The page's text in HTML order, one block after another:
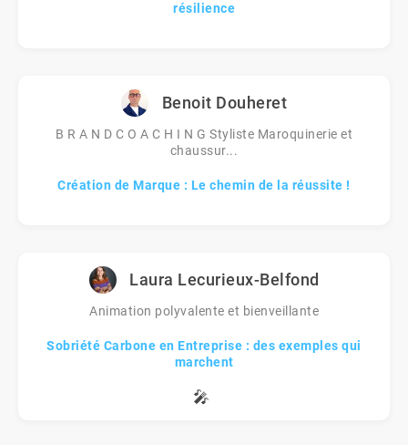
résilience
Benoit Douheret
B R A N D C O A C H I N G Styliste Maroquinerie et
chaussur...
Création de Marque : Le chemin de la réussite !
Laura Lecurieux-Belfond
Animation polyvalente et bienveillante
Sobriété Carbone en Entreprise : des exemples qui
marchent
🎤